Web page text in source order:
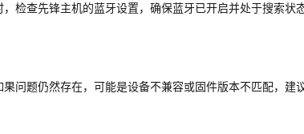
检查先锋主机的蓝牙设置，确保蓝牙已开启并处于搜索状
问题仍然存在，可能是设备不兼容或固件版本不匹配，建